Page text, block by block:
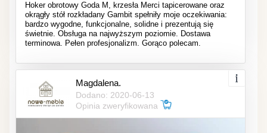
Hoker obrotowy Goda M, krzesła Merci tapicerowane oraz
okrągły stół rozkładany Gambit spełniły moje oczekiwania:
bardzo wygodne, funkcjonalne, solidne i prezentują się
świetnie. Obsługa na najwyższym poziomie. Dostawa
terminowa. Pełen profesjonalizm. Gorąco polecam.
Magdalena.
Dodano: 2020-06-13
Opinia zweryfikowana